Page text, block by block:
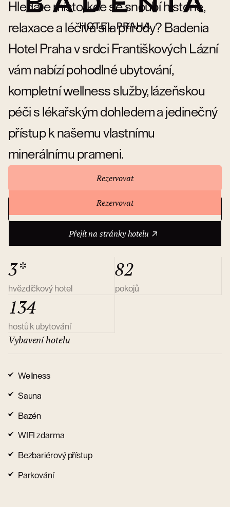
Hledáte místo, kde se snoubí historie,
relaxace a léčivá síla přírody? Badenia
Hotel Praha v srdci Františkových Lázní
vám nabízí pohodlné ubytování,
kompletní wellness služby, lázeňskou
péči s lékařským dohledem a jedinečný
přístup k našemu vlastnímu
minerálnímu prameni.
Rezervovat
Rezervovat
Přejít na stránky hotelu
Přejít na stránky hotelu
3*
hvězdičkový hotel
82
pokojů
134
hostů k ubytování
Vybavení hotelu
Wellness
Sauna
Bazén
WIFI zdarma
Bezbariérový přístup
Parkování